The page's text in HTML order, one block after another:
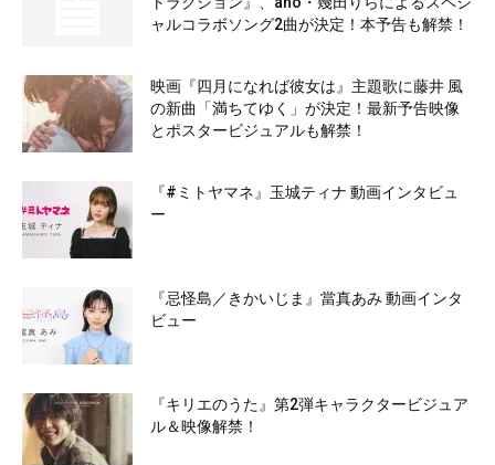
ャルコラボソング2曲が決定！本予告も解禁！
映画『四月になれば彼女は』主題歌に藤井 風
の新曲「満ちてゆく」が決定！最新予告映像
とポスタービジュアルも解禁！
『#ミトヤマネ』玉城ティナ 動画インタビュ
ー
『忌怪島／きかいじま』當真あみ 動画インタ
ビュー
『キリエのうた』第2弾キャラクタービジュア
ル＆映像解禁！